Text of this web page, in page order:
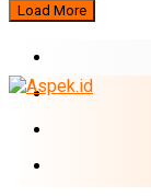
Load More
BUMN